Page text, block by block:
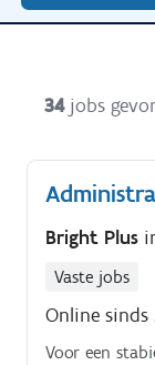
34 jobs
Bright Plus
Vaste jobs
Online sinds
Voor een